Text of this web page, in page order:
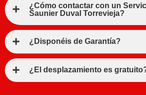
¿Cómo contactar con un
Saunier Duval Torrevieja?
¿Disponéis de Garantía?
¿El desplazamiento es